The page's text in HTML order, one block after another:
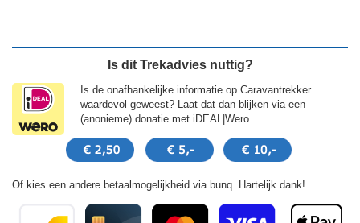
Is dit Trekadvies nuttig?
Is de onafhankelijke informatie op Caravantrekker
waardevol geweest? Laat dat dan blijken via een
(anonieme) donatie met iDEAL|Wero.
Of kies een andere betaalmogelijkheid via bunq. Hartelijk dank!